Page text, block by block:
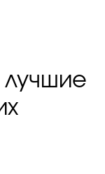
лучшие